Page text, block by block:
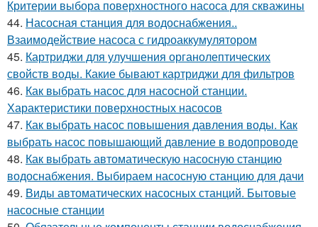
Критерии выбора поверхностного насоса для скважины
44. Насосная станция для водоснабжения..
Взаимодействие насоса с гидроаккумулятором
45. Картриджи для улучшения органолептических
свойств воды. Какие бывают картриджи для фильтров
46. Как выбрать насос для насосной станции.
Характеристики поверхностных насосов
47. Как выбрать насос повышения давления воды. Как
выбрать насос повышающий давление в водопроводе
48. Как выбрать автоматическую насосную станцию
водоснабжения. Выбираем насосную станцию для дачи
49. Виды автоматических насосных станций. Бытовые
насосные станции